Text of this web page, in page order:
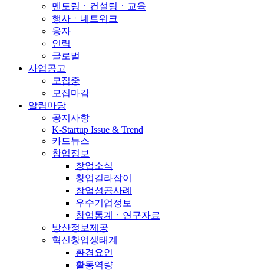
멘토링ㆍ컨설팅ㆍ교육
행사ㆍ네트워크
융자
인력
글로벌
사업공고
모집중
모집마감
알림마당
공지사항
K-Startup Issue & Trend
카드뉴스
창업정보
창업소식
창업길라잡이
창업성공사례
우수기업정보
창업통계ㆍ연구자료
방산정보제공
혁신창업생태계
환경요인
활동역량